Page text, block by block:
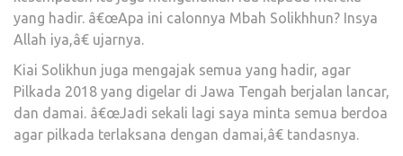
yang hadir. â€œApa ini calonnya Mbah Solikhhun? Insya
Allah iya,â€ ujarnya.
Kiai Solikhun juga mengajak semua yang hadir, agar
Pilkada 2018 yang digelar di Jawa Tengah berjalan lancar,
dan damai. â€œJadi sekali lagi saya minta semua berdoa
agar pilkada terlaksana dengan damai,â€ tandasnya.